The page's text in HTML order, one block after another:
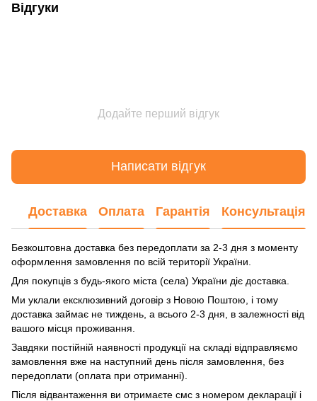
Відгуки
Додайте перший відгук
Написати відгук
Доставка Оплата Гарантія Консультація
Безкоштовна доставка без передоплати за 2-3 дня з моменту
оформлення замовлення по всій території України.
Для покупців з будь-якого міста (села) України діє доставка.
Ми уклали ексклюзивний договір з Новою Поштою, і тому
доставка займає не тиждень, а всього 2-3 дня, в залежності від
вашого місця проживання.
Завдяки постійній наявності продукції на складі відправляємо
замовлення вже на наступний день після замовлення, без
передоплати (оплата при отриманні).
Після відвантаження ви отримаєте смс з номером декларації і